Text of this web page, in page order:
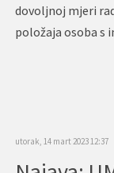
dovoljnoj mjeri
položaja osoba s
utorak, 14 mart 2023 12:37